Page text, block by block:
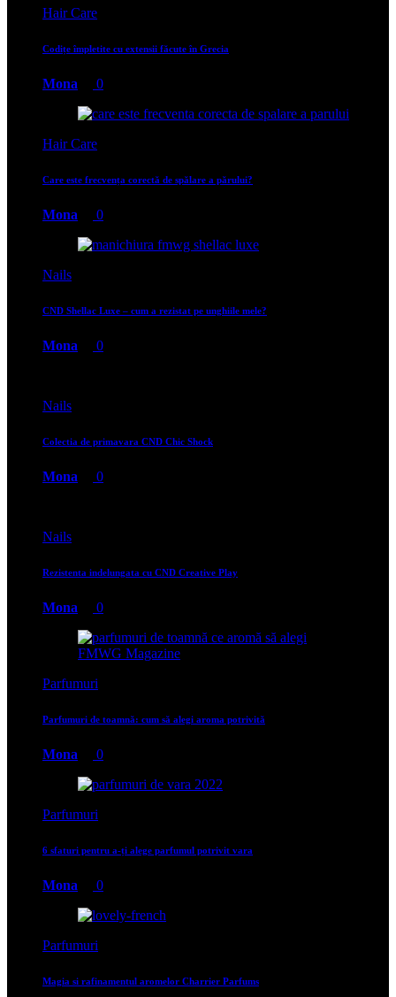
Hair Care
Codițe împletite cu extensii făcute în Grecia
Mona 0
Hair Care
Care este frecvența corectă de spălare a părului?
Mona 0
Nails
CND Shellac Luxe – cum a rezistat pe unghiile mele?
Mona 0
Nails
Colectia de primavara CND Chic Shock
Mona 0
Nails
Rezistenta indelungata cu CND Creative Play
Mona 0
Parfumuri
Parfumuri de toamnă: cum să alegi aroma potrivită
Mona 0
Parfumuri
6 sfaturi pentru a-ți alege parfumul potrivit vara
Mona 0
Parfumuri
Magia si rafinamentul aromelor Charrier Parfums